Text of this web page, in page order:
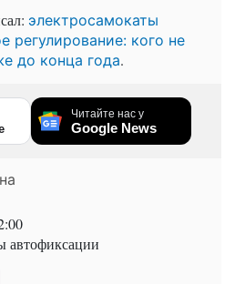
электросамокаты
регулирование: кого не
до конца года.
Читайте нас у
Google News
автофиксации